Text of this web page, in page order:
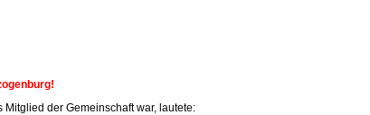
der Gemeinschaft war, lautete: